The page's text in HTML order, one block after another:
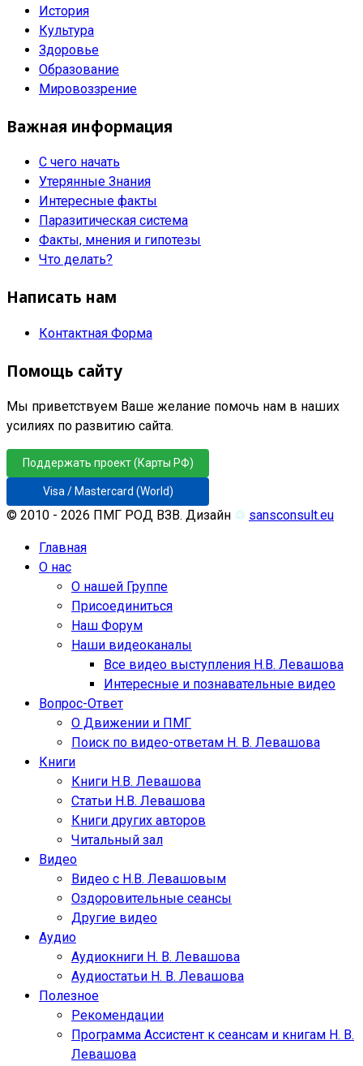
История
Культура
Здоровье
Образование
Мировоззрение
Важная информация
С чего начать
Утерянные Знания
Интересные факты
Паразитическая система
Факты, мнения и гипотезы
Что делать?
Написать нам
Контактная Форма
Помощь сайту
Мы приветствуем Ваше желание помочь нам в наших
усилиях по развитию сайта.
Поддержать проект (Карты РФ)
Visa / Mastercard (World)
© 2010 - 2026 ПМГ РОД ВЗВ. Дизайн ♲ sansconsult.eu
Главная
О нас
О нашей Группе
Присоединиться
Наш Форум
Наши видеоканалы
Все видео выступления Н.В. Левашова
Интересные и познавательные видео
Вопрос-Ответ
О Движении и ПМГ
Поиск по видео-ответам Н. В. Левашова
Книги
Книги Н.В. Левашова
Статьи Н.В. Левашова
Книги других авторов
Читальный зал
Видео
Видео с Н.В. Левашовым
Оздоровительные сеансы
Другие видео
Аудио
Аудиокниги Н. В. Левашова
Аудиостатьи Н. В. Левашова
Полезное
Рекомендации
Программа Ассистент к сеансам и книгам Н. В.
Левашова